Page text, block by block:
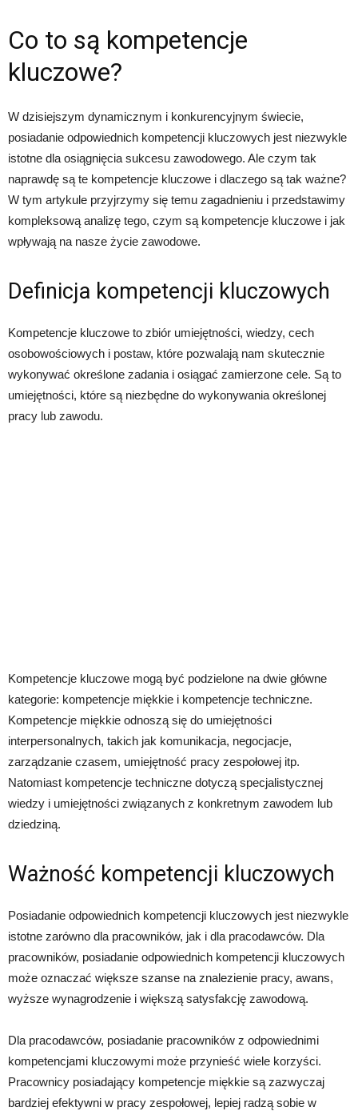
Co to są kompetencje
kluczowe?
W dzisiejszym dynamicznym i konkurencyjnym świecie,
posiadanie odpowiednich kompetencji kluczowych jest niezwykle
istotne dla osiągnięcia sukcesu zawodowego. Ale czym tak
naprawdę są te kompetencje kluczowe i dlaczego są tak ważne?
W tym artykule przyjrzymy się temu zagadnieniu i przedstawimy
kompleksową analizę tego, czym są kompetencje kluczowe i jak
wpływają na nasze życie zawodowe.
Definicja kompetencji kluczowych
Kompetencje kluczowe to zbiór umiejętności, wiedzy, cech
osobowościowych i postaw, które pozwalają nam skutecznie
wykonywać określone zadania i osiągać zamierzone cele. Są to
umiejętności, które są niezbędne do wykonywania określonej
pracy lub zawodu.
Kompetencje kluczowe mogą być podzielone na dwie główne
kategorie: kompetencje miękkie i kompetencje techniczne.
Kompetencje miękkie odnoszą się do umiejętności
interpersonalnych, takich jak komunikacja, negocjacje,
zarządzanie czasem, umiejętność pracy zespołowej itp.
Natomiast kompetencje techniczne dotyczą specjalistycznej
wiedzy i umiejętności związanych z konkretnym zawodem lub
dziedziną.
Ważność kompetencji kluczowych
Posiadanie odpowiednich kompetencji kluczowych jest niezwykle
istotne zarówno dla pracowników, jak i dla pracodawców. Dla
pracowników, posiadanie odpowiednich kompetencji kluczowych
może oznaczać większe szanse na znalezienie pracy, awans,
wyższe wynagrodzenie i większą satysfakcję zawodową.
Dla pracodawców, posiadanie pracowników z odpowiednimi
kompetencjami kluczowymi może przynieść wiele korzyści.
Pracownicy posiadający kompetencje miękkie są zazwyczaj
bardziej efektywni w pracy zespołowej, lepiej radzą sobie w